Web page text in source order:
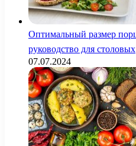
Оптимальный размер
руководство для столовых
07.07.2024